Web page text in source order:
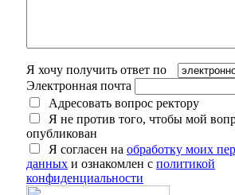
Я хочу получить ответ по
Электронная почта
Адресовать вопрос ректору
Я не против того, чтобы мой
опубликован
Я согласен на обработку моих
данных и ознакомлен с политикой
конфиденциальности